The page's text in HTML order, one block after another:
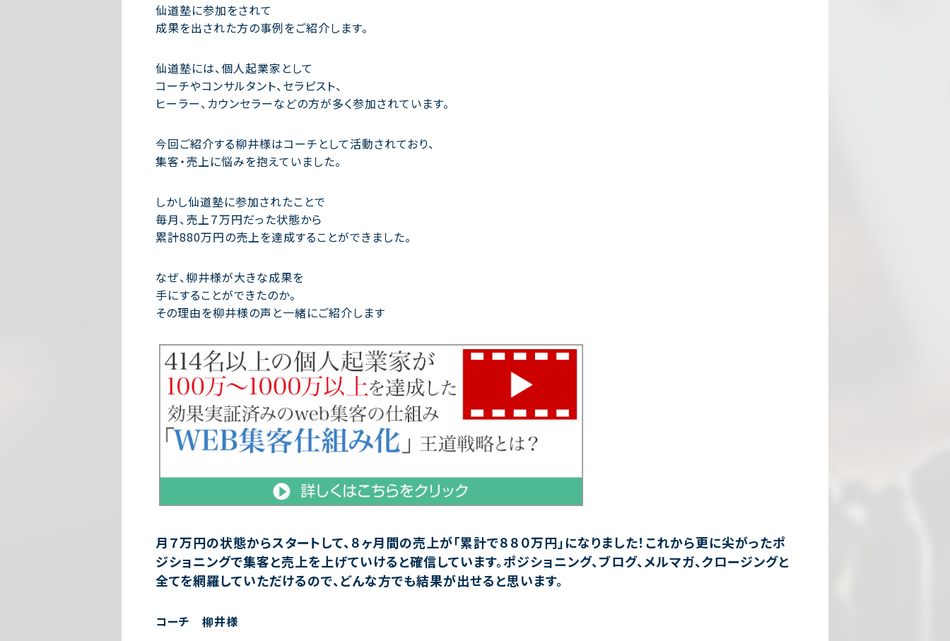
仙道塾に参加をされて
成果を出された方の事例をご紹介します。
仙道塾には、個人起業家として
コーチやコンサルタント、セラピスト、
ヒーラー、カウンセラーなどの方が多く参加されています。
今回ご紹介する柳井様はコーチとして活動されており、
集客・売上に悩みを抱えていました。
しかし仙道塾に参加されたことで
毎月、売上７万円だった状態から
累計880万円の売上を達成することができました。
なぜ、柳井様が大きな成果を
手にすることができたのか。
その理由を柳井様の声と一緒にご紹介します
月７万円の状態からスタートして、８ヶ月間の売上が「累計で８８０万円」になりました！これから更に尖がったポ
ジショニングで集客と売上を上げていけると確信しています。ポジショニング、ブログ、メルマガ、クロージングと
全てを網羅していただけるので、どんな方でも結果が出せると思います。
コーチ 柳井様